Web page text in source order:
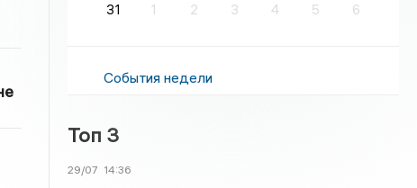
31
1 2 3 4 5 6
События недели
Топ 3
29/07 14:36